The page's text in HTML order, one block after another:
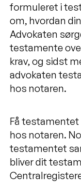
formuleret i
om, hvordan
Advokaten
testamente
krav, og sidst
advokaten
hos notaren.
Få
hos notaren.
testamentet
bliver dit